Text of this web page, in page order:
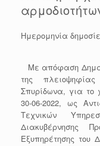
Ημερομηνία
Με απόφαση
της
Σπυρίδωνα, για το
30-06-2022, ως
Τεχνικών
Διακυβέρνησης
Εξυπηρέτησης του